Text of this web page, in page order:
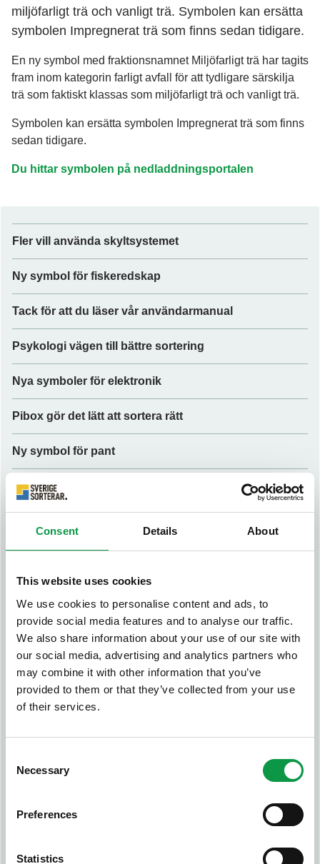
Consent Details About
This website uses cookies
We use cookies to personalise content and ads, to
provide social media features and to analyse our traffic.
We also share information about your use of our site with
our social media, advertising and analytics partners who
may combine it with other information that you’ve
provided to them or that they’ve collected from your use
of their services.
Selection
Necessary
Preferences
Statistics
miljöfarligt trä och vanligt trä. Symbolen kan ersätta
symbolen Impregnerat trä som finns sedan tidigare.
En ny symbol med fraktionsnamnet Miljöfarligt trä har tagits
fram inom kategorin farligt avfall för att tydligare särskilja
trä som faktiskt klassas som miljöfarligt trä och vanligt trä.
Symbolen kan ersätta symbolen Impregnerat trä som finns
sedan tidigare.
Du hittar symbolen på nedladdningsportalen
Fler vill använda skyltsystemet
Ny symbol för fiskeredskap
Tack för att du läser vår användarmanual
Psykologi vägen till bättre sortering
Nya symboler för elektronik
Pibox gör det lätt att sortera rätt
Ny symbol för pant
Renhållningen Kristianstad skyltar om efterhand
Skellefteå skyltar om på sina åtta återvinningscentraler
Enklare sortering i Örebro med skyltsystemet
Tre nya symboler och två uppdaterade
Ny fil för enklare utskrift
Falkenberg